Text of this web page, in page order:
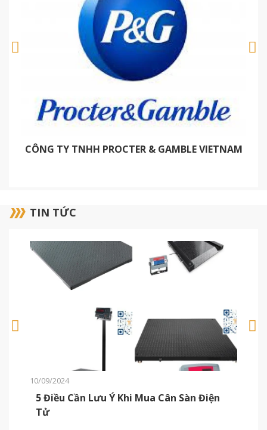
CÔNG TY TNHH PROCTER & GAMBLE VIETNAM
TIN TỨC
10/09/2024
5 Điều Cần Lưu Ý Khi Mua Cân Sàn Điện
Tử